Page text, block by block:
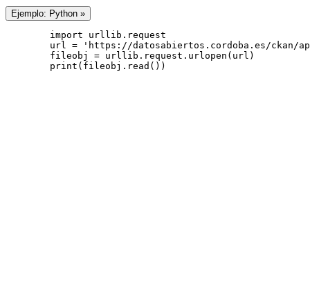
Ejemplo: Python »
        import urllib.request
url = 'https://datosabiertos.cordoba.es/
        fileobj = urllib.request.urlopen(url)
        print(fileobj.read())